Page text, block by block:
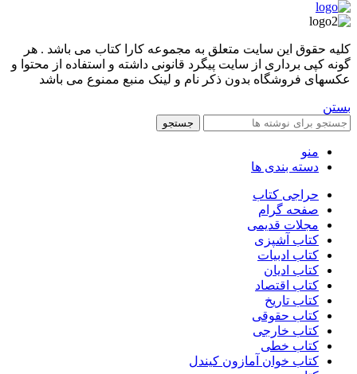
کليه حقوق اين سايت متعلق به مجموعه کارا کتاب می باشد . هر
گونه کپی برداری از سایت پیگرد قانونی داشته و استفاده از محتوا و
عکسهای فروشگاه بدون ذکر نام و لینک منبع ممنوع می باشد
بستن
جستجو
منو
دسته بندی ها
حراجی کتاب
صفحه گرام
مجلات قدیمی
کتاب آشپزی
کتاب ادبیات
کتاب ادیان
کتاب اقتصاد
کتاب تاریخ
کتاب حقوقی
کتاب خارجی
کتاب خطی
کتاب خوان آمازون کیندل